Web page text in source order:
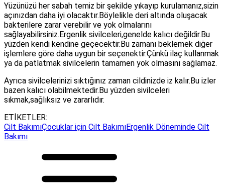
Yüzünüzü her sabah temiz bir şekilde yıkayıp kurulamanız,sizin
açınızdan daha iyi olacaktır.Böylelikle deri altında oluşacak
bakterilere zarar verebilir ve yok olmalarını
sağlayabilirsiniz.Ergenlik sivilceleri,genelde kalıcı değildir.Bu
yüzden kendi kendine geçecektir.Bu zamanı beklemek diğer
işlemlere göre daha uygun bir seçenektir.Çünkü ilaç kullanmak
ya da patlatmak sivilcelerin tamamen yok olmasını sağlamaz.
Ayrıca sivilcelerinizi sıktığınız zaman cildinizde iz kalır.Bu izler
bazen kalıcı olabilmektedir.Bu yüzden sivilceleri
sıkmak,sağlıksız ve zararlıdır.
ETİKETLER:
Cilt BakımıÇocuklar için Cilt BakımıErgenlik Döneminde Cilt
Bakımı